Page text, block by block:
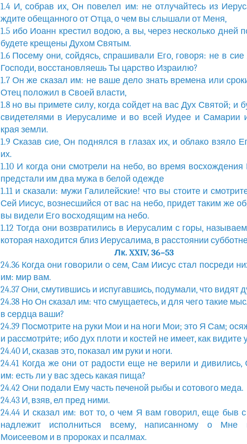
1.4 И, собрав их, Он повелел им: не отлучайтесь из
ждите обещанного от Отца, о чем вы слышали от Меня,
1.5 ибо Иоанн крестил водою, а вы, через несколько дней
будете крещены Духом Святым.
1.6 Посему они, сойдясь, спрашивали Его, говоря: не в
Господи, восстановляешь Ты царство Израилю?
1.7 Он же сказал им: не ваше дело знать времена или
Отец положил в Своей власти,
1.8 но вы примете силу, когда сойдет на вас Дух Святой; и
свидетелями в Иерусалиме и во всей Иудее и Самарии
края земли.
1.9 Сказав сие, Он поднялся в глазах их, и облако взяло
их.
1.10 И когда они смотрели на небо, во время восхождения
предстали им два мужа в белой одежде
1.11 и сказали: мужи Галилейские! что вы стоите и
Сей Иисус, вознесшийся от вас на небо, придет таким же
вы видели Его восходящим на небо.
1.12 Тогда они возвратились в Иерусалим с горы,
которая находится близ Иерусалима, в расстоянии
Лк. XXIV, 36–53
24.36 Когда они говорили о сем, Сам Иисус стал посреди
им: мир вам.
24.37 Они, смутившись и испугавшись, подумали, что видят
24.38 Но Он сказал им: что смущаетесь, и для чего такие
в сердца ваши?
24.39 Посмотрите на руки Мои и на ноги Мои; это Я Сам;
и рассмотри́те; ибо дух плоти и костей не имеет, как видите
24.40 И, сказав это, показал им руки и ноги.
24.41 Когда же они от радости еще не верили и дивились,
им: есть ли у вас здесь какая пища?
24.42 Они подали Ему часть печеной рыбы и сотового меда.
24.43 И, взяв, ел пред ними.
24.44 И сказал им: вот то, о чем Я вам говорил, еще быв
надлежит исполниться всему, написанному о Мне
Моисеевом и в пророках и псалмах.